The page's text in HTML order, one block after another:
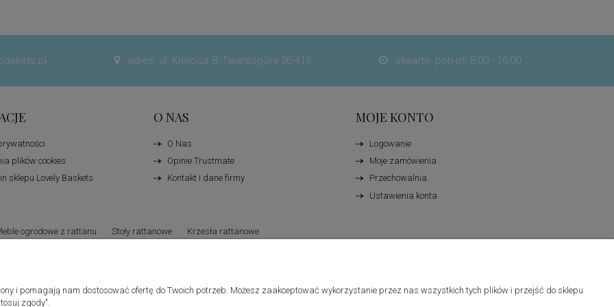
 adres: ul. Kmicica 8, Twardogóra 56-416  otwarte: pon-pt: 8:00 - 16:00
plików cookies
sklepu Lovely Baskets
O NAS
O Nas
Opinie Trustmate
Kontakt i dane firmy
MOJE KONTO
Logowanie
Moje zamówienia
Przechowalnia
Ustawienia konta
ogrodowe z rattanu Stoły rattanowe Krzesła rattanowe
i pomagają nam dostosować ofertę do Twoich potrzeb. Możesz zaakceptować wykorzystanie przez nas wszystkich tych plików i przejść do sklepu
zgody".